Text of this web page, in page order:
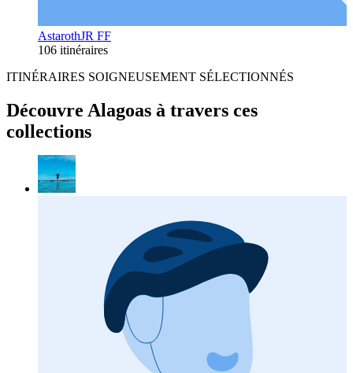
AstarothJR FF
106 itinéraires
ITINÉRAIRES SOIGNEUSEMENT SÉLECTIONNÉS
Découvre Alagoas à travers ces
collections